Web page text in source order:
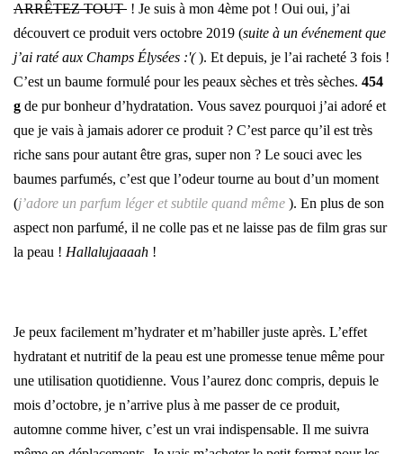
ARRÊTEZ TOUT ! Je suis à mon 4ème pot ! Oui oui, j’ai
découvert ce produit vers octobre 2019 (suite à un événement que
j’ai raté aux Champs Élysées :'(). Et depuis, je l’ai racheté 3 fois !
C’est un baume formulé pour les peaux sèches et très sèches. 454
g de pur bonheur d’hydratation. Vous savez pourquoi j’ai adoré et
que je vais à jamais adorer ce produit ? C’est parce qu’il est très
riche sans pour autant être gras, super non ? Le souci avec les
baumes parfumés, c’est que l’odeur tourne au bout d’un moment
(j’adore un parfum léger et subtile quand même ). En plus de son
aspect non parfumé, il ne colle pas et ne laisse pas de film gras sur
la peau ! Hallalujaaaah !
Je peux facilement m’hydrater et m’habiller juste après. L’effet
hydratant et nutritif de la peau est une promesse tenue même pour
une utilisation quotidienne. Vous l’aurez donc compris, depuis le
mois d’octobre, je n’arrive plus à me passer de ce produit,
automne comme hiver, c’est un vrai indispensable. Il me suivra